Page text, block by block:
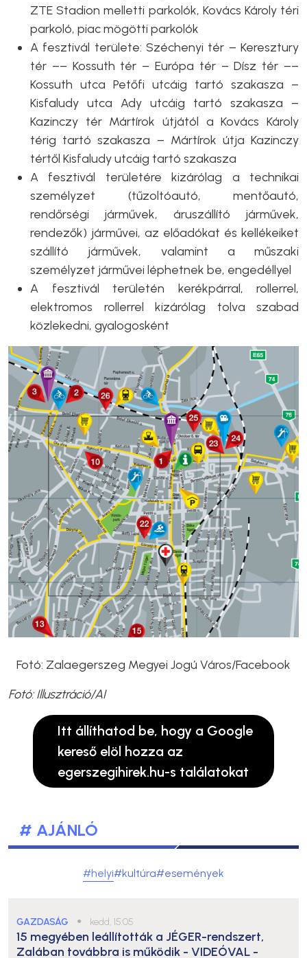
ZTE Stadion melletti parkolók, Kovács Károly téri
parkoló, piac mögötti parkolók
A fesztivál területe: Széchenyi tér – Keresztury
tér –– Kossuth tér – Európa tér – Dísz tér ––
Kossuth utca Petőfi utcáig tartó szakasza –
Kisfaludy utca Ady utcáig tartó szakasza –
Kazinczy tér Mártírok útjától a Kovács Károly
térig tartó szakasza – Mártírok útja Kazinczy
tértől Kisfaludy utcáig tartó szakasza
A fesztivál területére kizárólag a technikai
személyzet (tűzoltóautó, mentőautó,
rendőrségi járművek, áruszállító járművek,
rendezők) járművei, az előadókat és kellékeiket
szállító járművek, valamint a műszaki
személyzet járművei léphetnek be, engedéllyel
A fesztivál területén kerékpárral, rollerrel,
elektromos rollerrel kizárólag tolva szabad
közlekedni, gyalogosként
Fotó: Zalaegerszeg Megyei Jogú Város/Facebook
Fotó: Illusztráció/AI
Itt állíthatod be, hogy a Google
kereső elöl hozza az
egerszegihirek.hu-s találatokat
# AJÁNLÓ
#helyi#kultúra#események
GAZDASÁG ● kedd, 15:05
15 megyében leállították a JÉGER-rendszert,
Zalában továbbra is működik - VIDEÓVAL -